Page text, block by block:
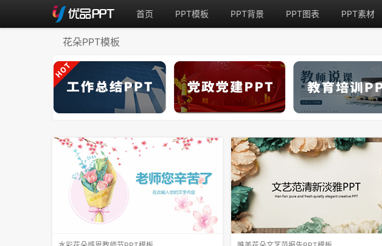
首页 PPT模板 PPT背景 PPT图表 PPT素材
花朵PPT模板